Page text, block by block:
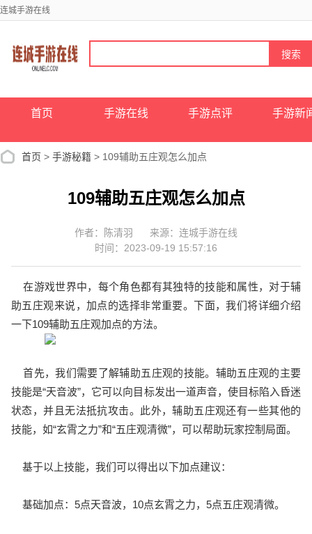
连城手游在线
首页 手游在线 手游点评 手游新
首页 > 手游秘籍 > 109辅助五庄观怎么加点
109辅助五庄观怎么加点
作者：陈清羽
来源：连城手游在线
时间：2023-09-19 15:57:16
在游戏世界中，每个角色都有其独特的技能和属性，对于辅
助五庄观来说，加点的选择非常重要。下面，我们将详细介绍
一下109辅助五庄观加点的方法。
首先，我们需要了解辅助五庄观的技能。辅助五庄观的主要
技能是“天音波”，它可以向目标发出一道声音，使目标陷入昏迷
状态，并且无法抵抗攻击。此外，辅助五庄观还有一些其他的
技能，如“玄霄之力”和“五庄观清微”，可以帮助玩家控制局面。
基于以上技能，我们可以得出以下加点建议：
基础加点：5点天音波，10点玄霄之力，5点五庄观清微。